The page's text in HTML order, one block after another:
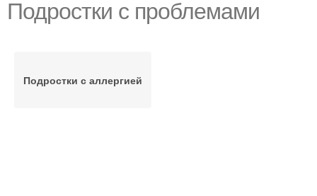
Подростки с проблемами
Подростки с аллергией